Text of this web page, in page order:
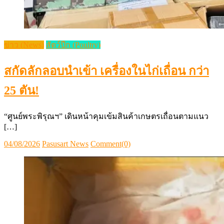
ข่าว (News) สัตว์ปีก (Poultry)
สกัดลักลอบนำเข้า เครื่องในไก่เถื่อน กว่า
25 ตัน!
“ศูนย์พระพิรุณฯ” เดินหน้าคุมเข้มสินค้าเกษตรเถื่อนตามแนว
[…]
Posted
04/08/2026 Author
Pasusart News Comment(0)